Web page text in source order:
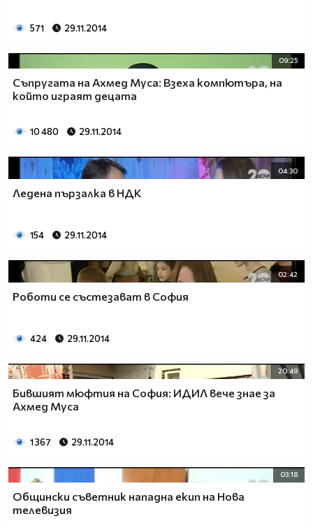
571 29.11.2014
09:25
Съпругата на Ахмед Муса: Взеха компютъра, на
който играят децата
10 480 29.11.2014
04:30
Ледена пързалка в НДК
154 29.11.2014
02:42
Роботи се състезават в София
424 29.11.2014
20:49
Бившият мюфтия на София: ИДИЛ вече знае за
Ахмед Муса
1 367 29.11.2014
03:18
Общински съветник нападна екип на Нова
телевизия